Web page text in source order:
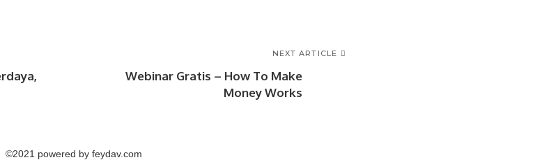
NEXT ARTICLE
Webinar Gratis – How To Make
Money Works
©2021 powered by feydav.com